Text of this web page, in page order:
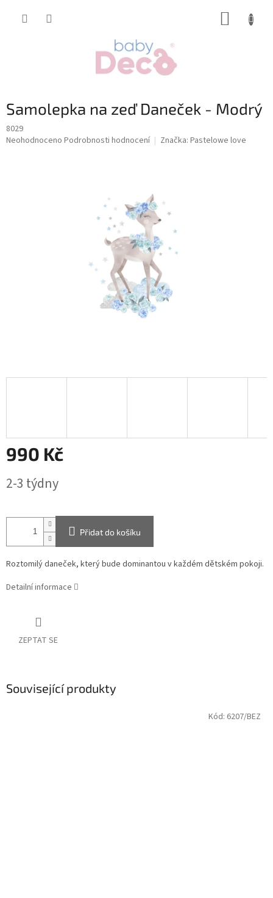
Samolepka na zeď Daneček - Modrý
8029
Průměrné
Neohodnoceno Podrobnosti hodnocení Značka: Pastelowe love
990 Kč
cena:
2-3 týdny
Přidat do košíku
Roztomilý daneček, který bude dominantou v každém dětském pokoji.
Detailní informace
ZEPTAT SE
Související produkty
Kód: 6207/BEZ